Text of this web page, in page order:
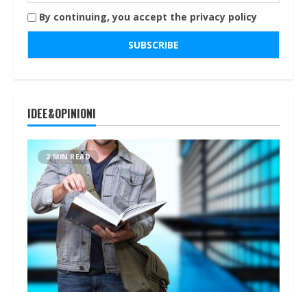
By continuing, you accept the privacy policy
IDEE&OPINIONI
2 MIN READ